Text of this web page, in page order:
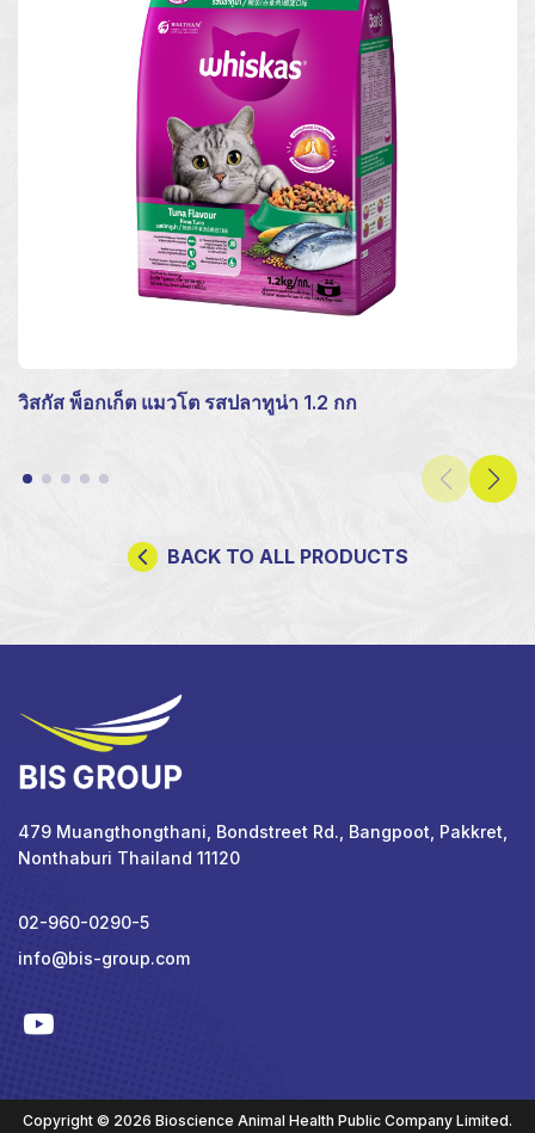
วิสกัส พ็อกเก็ต แมวโต รสปลาทูน่า 1.2 กก
BACK TO ALL PRODUCTS
479 Muangthongthani, Bondstreet Rd., Bangpoot, Pakkret,
Nonthaburi Thailand 11120
02-960-0290-5
info@bis-group.com
Copyright © 2026 Bioscience Animal Health Public Company Limited.